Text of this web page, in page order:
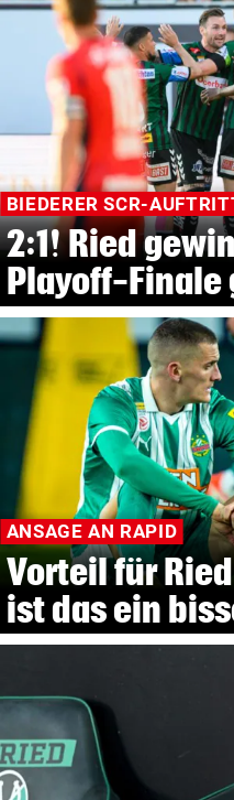
BIEDERER SCR-
2:1! Ried
Playoff-Finale
ANSAGE AN RAPID
Vorteil für
ist das ein